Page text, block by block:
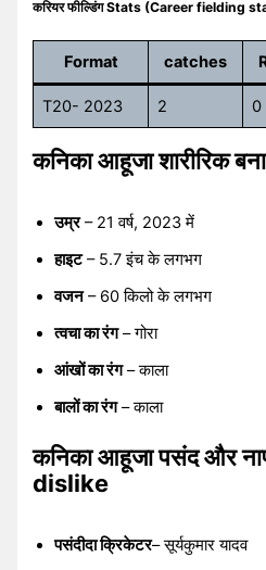
करियर फील्डिंग Stats (Career fielding
Format catches
T20- 2023 2 0
कनिका आहूजा शारीरिक
उम्र– 21 वर्ष, 2023 में
हाइट– 5.7 इंच के लगभग
वजन– 60 किलो के लगभग
त्वचा का रंग– गोरा
आंखों का रंग– काला
बालों का रंग– काला
कनिका आहूजा पसंद और
dislike
पसंदीदा क्रिकेटर– सूर्यकुमार यादव